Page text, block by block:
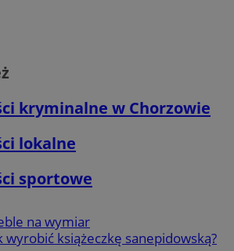
kryminalne w Chorzowie
lokalne
sportowe
na wymiar
wyrobić książeczkę sanepidowską?